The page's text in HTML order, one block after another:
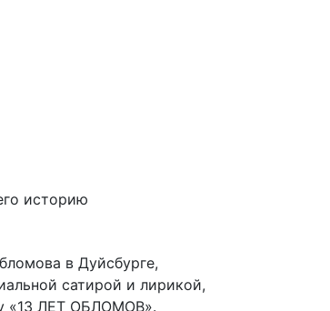
в Дуйсбурге,
сатирой и лирикой,
«13 ЛЕТ ОБЛОМОВ».